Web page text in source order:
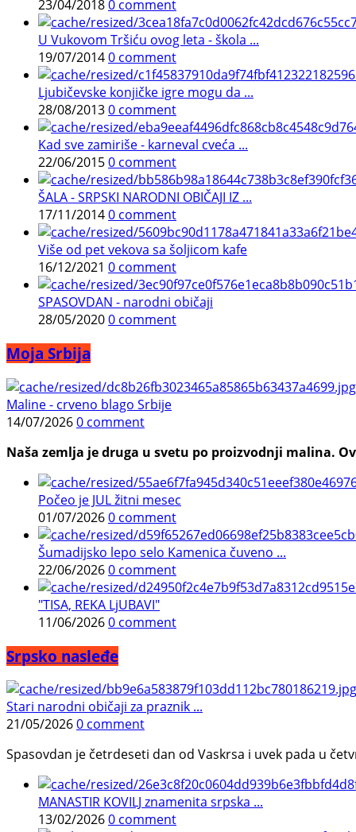
23/04/20180 comment
U Vukovom Tršiću ovog leta - škola ...
19/07/20140 comment
Ljubičevske konjičke igre mogu da ...
28/08/20130 comment
Kad sve zamiriše - karneval cveća ...
22/06/20150 comment
ŠALA - SRPSKI NARODNI OBIČAJI IZ ...
17/11/20140 comment
Više od pet vekova sa šoljicom kafe
16/12/2021 0 comment
SPASOVDAN - narodni običaji
28/05/20200 comment
Moja Srbija
Maline - crveno blago Srbije
14/07/20260 comment
Naša zemlja je druga u svetu po proizvodnji malina.
Počeo je JUL žitni mesec
01/07/20260 comment
Šumadijsko lepo selo Kamenica čuveno ...
22/06/20260 comment
"TISA, REKA LjUBAVI"
11/06/20260 comment
Srpsko nasleđe
Stari narodni običaji za praznik ...
21/05/20260 comment
Spasovdan je četrdeseti dan od Vaskrsa i uvek pada u
MANASTIR KOVILJ znamenita srpska ...
13/02/20260 comment